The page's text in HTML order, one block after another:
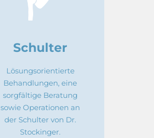
Schulter
Lösungsorientierte
Behandlungen, eine
sorgfältige Beratung
sowie Operationen an
der Schulter von Dr.
Stockinger.